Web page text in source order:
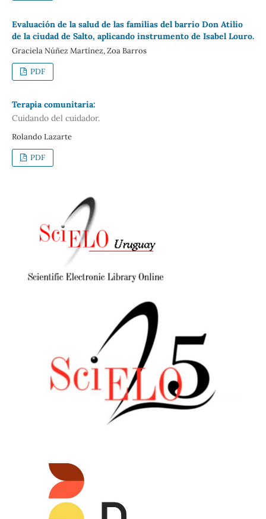
Evaluación de la salud de las familias del barrio Don Atilio
de la ciudad de Salto, aplicando instrumento de Isabel Louro.
Graciela Núñez Martínez, Zoa Barros
PDF
Terapia comunitaria:
Cuidando del cuidador.
Rolando Lazarte
PDF